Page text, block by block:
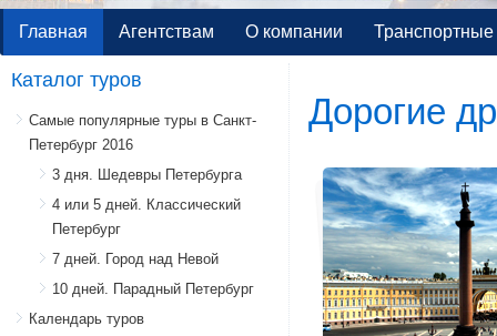
Главная Агентствам О компании Транспортные
Каталог туров
Самые популярные туры в Санкт-
Петербург 2016
3 дня. Шедевры Петербурга
4 или 5 дней. Классический
Петербург
7 дней. Город над Невой
10 дней. Парадный Петербург
Календарь туров
Дорогие